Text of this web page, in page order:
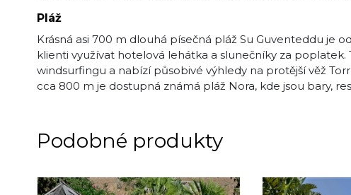
Pláž
Krásná asi 700 m dlouhá písečná pláž Su Guventeddu je
klienti využívat hotelová lehátka a slunečníky za
windsurfingu a nabízí působivé výhledy na protější věž
cca 800 m je dostupná známá pláž Nora, kde jsou bary,
Podobné produkty